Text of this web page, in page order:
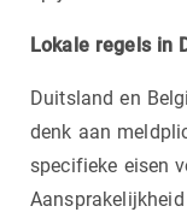
Lokale regels in
Duitsland en
denk aan
specifieke eisen